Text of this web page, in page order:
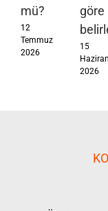
mü?
12
Temmuz
2026
göre
15
Haziran
2026